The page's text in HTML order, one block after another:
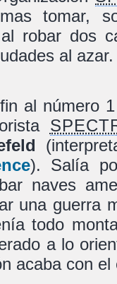
tomar,
robar dos
al
al número
). Salía
naves
una guerra
todo
a lo
acaba con